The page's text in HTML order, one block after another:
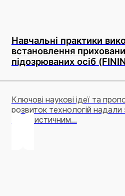
Навчальні практики
встановлення
підозрюваних осіб
Ключові наукові ідеї та
розвиток технологій надали
терористичним...